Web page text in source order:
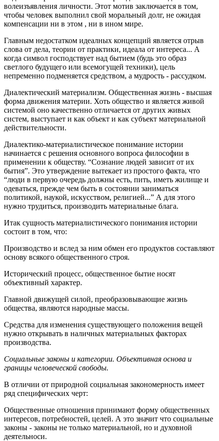
волеизъявления личности. Этот мотив заключается в том,
чтобы человек выполнил свой моральный долг, не ожидая
компенсации ни в этом , ни в ином мире.
Главным недостатком идеалных концепций является отрыв
слова от дела, теории от практики, идеала от интереса... А
когда символ господствует над бытием (будь это образ
светлого будущего или всемогущей техники), цель
непременно подменяется средством, а мудрость - рассудком.
Диалектический материализм. Общественная жизнь - высшая
форма движения материи. Хоть общество и является живой
системой оно качественно отличается от других живых
систем, выступает и как объект и как субъект материальной
действительности.
Диалектико-материалистическое понимание истории
начинается с решения основного вопроса философии в
применении к обществу. “Сознание людей зависит от их
бытия”. Это утверждение вытекает из простого факта, что
“люди в первую очередь должны есть, пить, иметь жилище и
одеваться, прежде чем быть в состоянии заниматься
политикой, наукой, искусством, религией...” А для этого
нужно трудиться, производить материальные блага.
Итак сущность материалистического понимания истории
состоит в том, что:
Производство и вслед за ним обмен его продуктов составляют
основу всякого общественного строя.
Исторический процесс, общественное бытие носят
объективный характер.
Главной движущей силой, преобразовывающие жизнь
общества, являются народные массы.
Средства для изменения существующего положения вещей
нужно открывать в наличных материальных факторах
производства.
Социальные законы и категории. Объективная основа и
границы человеческой свободы.
В отличии от природной социальная закономерность имеет
ряд специфических черт:
Общественные отношения принимают форму общественных
интересов, потребностей, целей. А это значит что социальные
законы - законы не только материальной, но и духовной
деятельноси.